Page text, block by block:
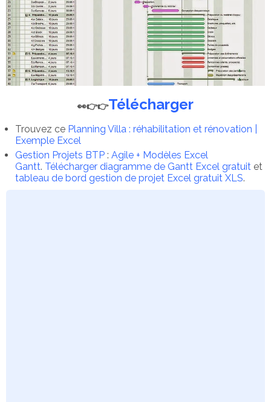
👀👉👉Télécharger
Trouvez ce Planning Villa : réhabilitation et rénovation |
Exemple Excel
Gestion Projets BTP : Agile + Modèles Excel
Gantt. Télécharger diagramme de Gantt Excel gratuit et
tableau de bord gestion de projet Excel gratuit XLS.